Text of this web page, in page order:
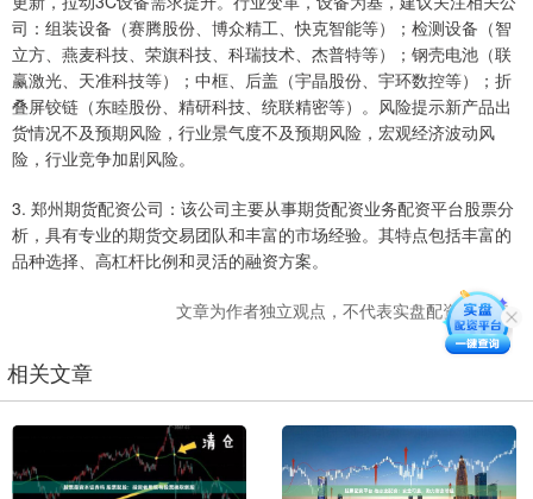
司：组装设备（赛腾股份、博众精工、快克智能等）；检测设备（智
立方、燕麦科技、荣旗科技、科瑞技术、杰普特等）；钢壳电池（联
赢激光、天准科技等）；中框、后盖（宇晶股份、宇环数控等）；折
叠屏铰链（东睦股份、精研科技、统联精密等）。风险提示新产品出
货情况不及预期风险，行业景气度不及预期风险，宏观经济波动风
险，行业竞争加剧风险。
3. 郑州期货配资公司：该公司主要从事期货配资业务配资平台股票分
析，具有专业的期货交易团队和丰富的市场经验。其特点包括丰富的
品种选择、高杠杆比例和灵活的融资方案。
文章为作者独立观点，不代表实盘配资网观点
相关文章